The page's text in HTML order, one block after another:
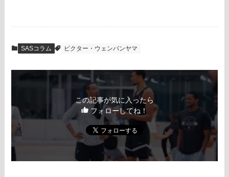
SASコラム ビクター・ウェンバンヤマ
この記事が気に入ったら
フォローしてね！